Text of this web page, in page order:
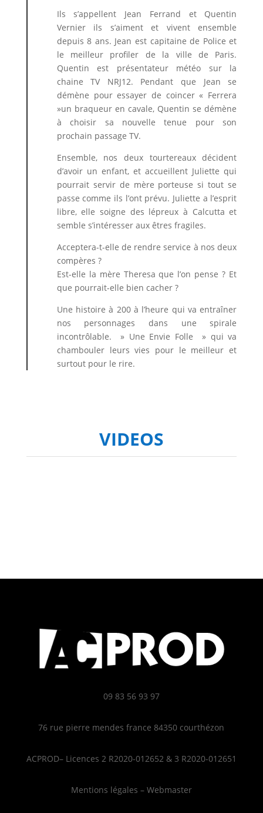
Ils s’appellent Jean Ferrand et Quentin
Vernier ils s’aiment et vivent ensemble
depuis 8 ans. Jean est capitaine de Police et
le meilleur profiler de la ville de Paris.
Quentin est présentateur météo sur la
chaine TV NRJ12. Pendant que Jean se
démène pour essayer de coincer « Ferrera
»un braqueur en cavale, Quentin se démène
à choisir sa nouvelle tenue pour son
prochain passage TV.
Ensemble, nos deux tourtereaux décident
d’avoir un enfant, et accueillent Juliette qui
pourrait servir de mère porteuse si tout se
passe comme ils l’ont prévu. Juliette a l’esprit
libre, elle soigne des lépreux à Calcutta et
semble s’intéresser aux êtres fragiles.
Acceptera-t-elle de rendre service à nos deux
compères ?
Est-elle la mère Theresa que l’on pense ? Et
que pourrait-elle bien cacher ?
Une histoire à 200 à l’heure qui va entraîner
nos personnages dans une spirale
incontrôlable. » Une Envie Folle » qui va
chambouler leurs vies pour le meilleur et
surtout pour le rire.
VIDEOS
09 83 56 93 97
76 rue pierre mendes france 84350 courthézon
ACPROD– Licences 2 R2020-012652 & 3 R2020-012651
Mentions légales – Webmaster